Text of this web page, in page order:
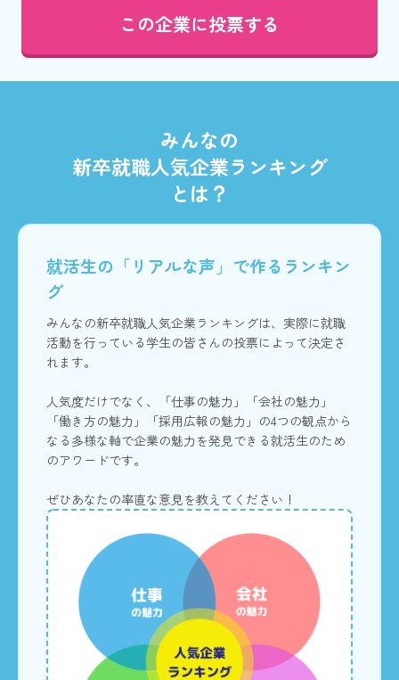
この企業に投票する
みんなの
新卒就職人気企業ランキング
とは？
就活生の「リアルな声」で作るランキン
グ
みんなの新卒就職人気企業ランキングは、実際に就職
活動を行っている学生の皆さんの投票によって決定さ
れます。
人気度だけでなく、「仕事の魅力」「会社の魅力」
「働き方の魅力」「採用広報の魅力」の4つの観点から
なる多様な軸で企業の魅力を発見できる就活生のため
のアワードです。
ぜひあなたの率直な意見を教えてください！